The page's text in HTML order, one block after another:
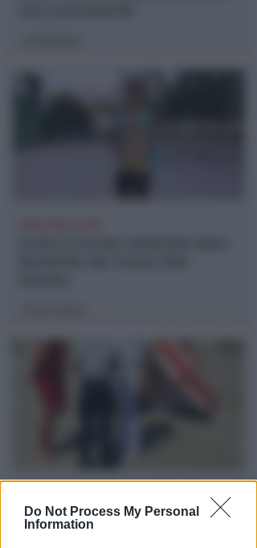
Do Not Process My Personal
Information
Stroncato in acqua da un
malore, turista 65enne perde la